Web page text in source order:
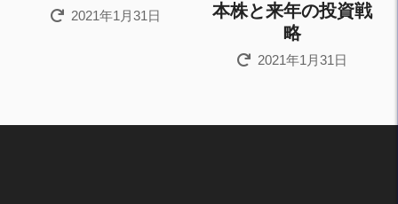
2021年1月31日
本株と来年の投資戦
略
2021年1月31日